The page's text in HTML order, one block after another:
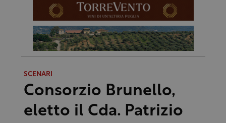
SCENARI
Consorzio Brunello,
eletto il Cda. Patrizio